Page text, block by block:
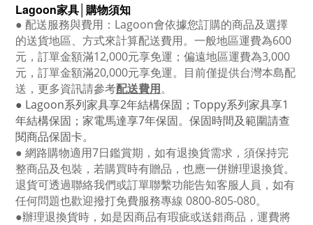
Lagoon家具│購物須知
● 配送服務與費用： Lagoon會依據您訂購的商品及選擇
的送貨地區、方式來計算配送費用。一般地區運費為600
元，訂單金額滿12,000元享免運；偏遠地區運費為3,000
元，訂單金額滿20,000元享免運。目前僅提供台灣本島配
送，更多資訊請參考配送費用。
● Lagoon系列家具享2年結構保固； Toppy系列家具享1
年結構保固；家電馬達享7年保固。保固時間及範圍請查
閱商品保固卡。
● 網路購物適用7日鑑賞期，如有退換貨需求，須保持完
整商品及包裝，若購買時有贈品，也應一併辦理退換貨。
退貨可透過聯絡我們或訂單聯繫功能告知客服人員，如有
任何問題也歡迎撥打免費服務專線 0800-805-080。
●辦理退換貨時，如是因商品有瑕疵或送錯商品，運費將